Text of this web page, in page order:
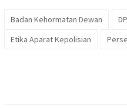
Badan Kehormatan Dewan
Etika Aparat Kepolisian